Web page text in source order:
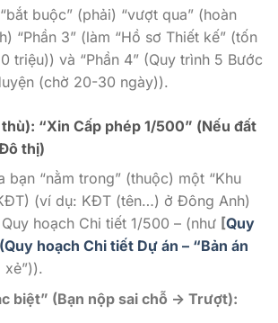
buộc” (phải) “vượt qua” (hoàn
“Phần 3” (làm “Hồ sơ Thiết kế” (tốn
triệu)) và “Phần 4” (Quy trình 5 Bước
(chờ 20-30 ngày)).
“Xin Cấp phép 1/500” (Nếu đất
thị)
bạn “nằm trong” (thuộc) một “Khu
(ví dụ: KĐT (tên…) ở Đông Anh)
hoạch Chi tiết 1/500 – (như [Quy
hoạch Chi tiết Dự án – “Bản án
xẻ”)).
biệt” (Bạn nộp sai chỗ -> Trượt):